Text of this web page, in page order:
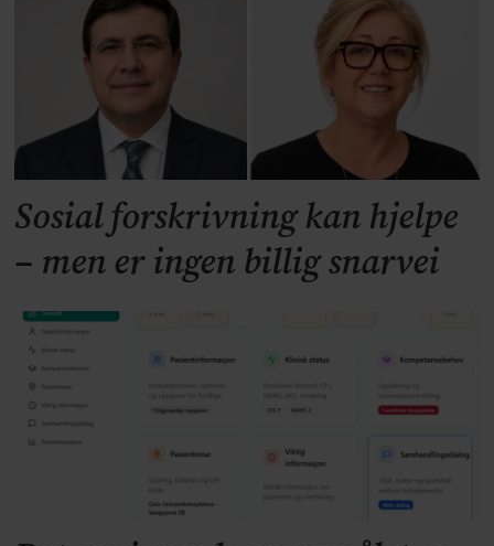
Sosial forskrivning kan hjelpe
– men er ingen billig snarvei